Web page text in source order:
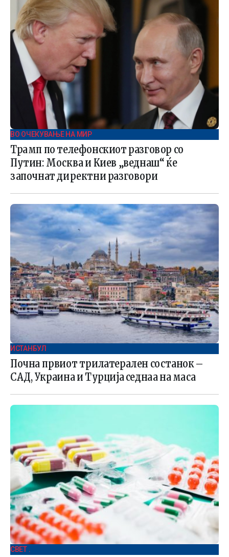
ВО ОЧЕКУВАЊЕ НА МИР
Трамп по телефонскиот разговор со
Путин: Москва и Киев „веднаш“ ќе
започнат директни разговори
ИСТАНБУЛ
Почна првиот трилатерален состанок –
САД, Украина и Турција седнаа на маса
СВЕТ .